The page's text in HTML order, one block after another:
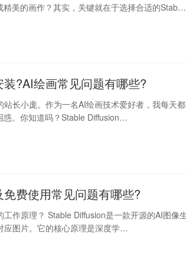
精美的画作？其实，关键就在于选择合适的Stab…
?AI绘画常见问题有哪些?
长小庞。作为一名AI绘画技术爱好者，我每天都
惑。你知道吗？Stable Diffusion…
费使用常见问题有哪些?
作原理？ Stable Diffusion是一款开源的AI图像
应图片。它的核心原理是深度学…